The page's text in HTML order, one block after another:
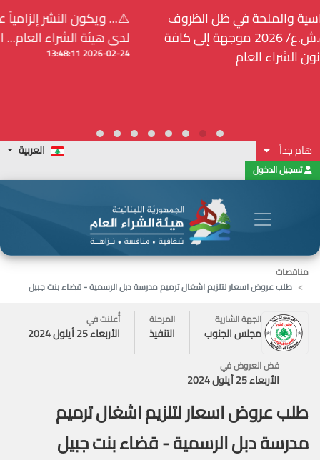
⚠️... ويكون النشر إلزامياً على المنصة الإلكترونيّة المركزيّة
لدى هيئة الشراء العام... الخ. (المادة 109 : الشفافية)
2026-02-24 13:48:11
هام جداً العربية
تسجيل الدخول
مناقصات
طلب عروض اسعار لتلزيم اشغال ترميم مدرسة دبل الرسمية - قضاء بنت جبيل
الجهة الشارية
مجلس الجنوب
المرحلة
التنفيذ
أُعلنت في
الأربعاء 25 أيلول 2024
فض العروض في
الأربعاء 25 أيلول 2024
طلب عروض اسعار لتلزيم اشغال ترميم
مدرسة دبل الرسمية - قضاء بنت جبيل